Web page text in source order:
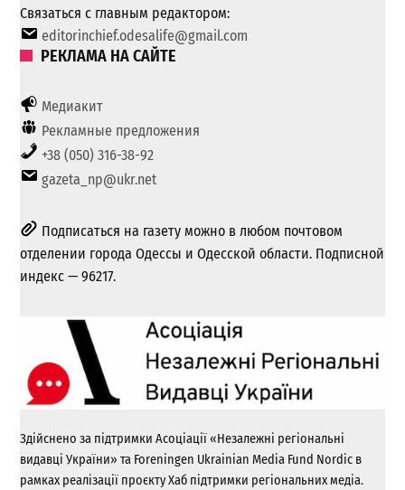
Связаться с главным редактором:
editorinchief.odesalife@gmail.com
РЕКЛАМА НА САЙТЕ
Медиакит
Рекламные предложения
+38 (050) 316-38-92
gazeta_np@ukr.net
Подписаться на газету можно в любом почтовом
отделении города Одессы и Одесской области. Подписной
индекс — 96217.
Здійснено за підтримки Асоціації «Незалежні регіональні
видавці України» та Foreningen Ukrainian Media Fund Nordic в
рамках реалізації проєкту Хаб підтримки регіональних медіа.